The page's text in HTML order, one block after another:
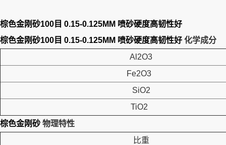
棕色金刚砂100目 0.15-0.125MM 喷砂硬度高韧性好
棕色金刚砂100目 0.15-0.125MM 喷砂硬度高韧性好 化学成分
Al2O3
Fe2O3
SiO2
TiO2
棕色金刚砂 物理特性
比重